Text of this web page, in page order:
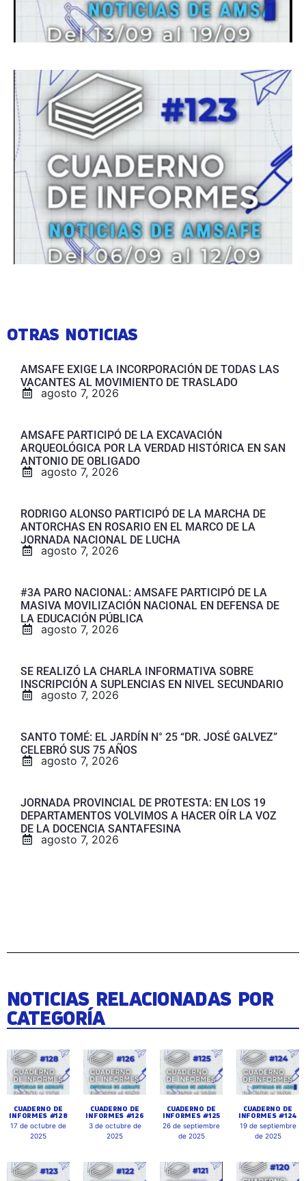
OTRAS NOTICIAS
AMSAFE EXIGE LA INCORPORACIÓN DE TODAS LAS
VACANTES AL MOVIMIENTO DE TRASLADO
agosto 7, 2026
AMSAFE PARTICIPÓ DE LA EXCAVACIÓN
ARQUEOLÓGICA POR LA VERDAD HISTÓRICA EN SAN
ANTONIO DE OBLIGADO
agosto 7, 2026
RODRIGO ALONSO PARTICIPÓ DE LA MARCHA DE
ANTORCHAS EN ROSARIO EN EL MARCO DE LA
JORNADA NACIONAL DE LUCHA
agosto 7, 2026
#3A PARO NACIONAL: AMSAFE PARTICIPÓ DE LA
MASIVA MOVILIZACIÓN NACIONAL EN DEFENSA DE
LA EDUCACIÓN PÚBLICA
agosto 7, 2026
SE REALIZÓ LA CHARLA INFORMATIVA SOBRE
INSCRIPCIÓN A SUPLENCIAS EN NIVEL SECUNDARIO
agosto 7, 2026
SANTO TOMÉ: EL JARDÍN N° 25 “DR. JOSÉ GALVEZ”
CELEBRÓ SUS 75 AÑOS
agosto 7, 2026
JORNADA PROVINCIAL DE PROTESTA: EN LOS 19
DEPARTAMENTOS VOLVIMOS A HACER OÍR LA VOZ
DE LA DOCENCIA SANTAFESINA
agosto 7, 2026
NOTICIAS RELACIONADAS POR
CATEGORÍA
CUADERNO DE
INFORMES #128
17 de octubre de
2025
CUADERNO DE
INFORMES #126
3 de octubre de
2025
CUADERNO DE
INFORMES #125
26 de septiembre
de 2025
CUADERNO DE
INFORMES #124
19 de septiembre
de 2025